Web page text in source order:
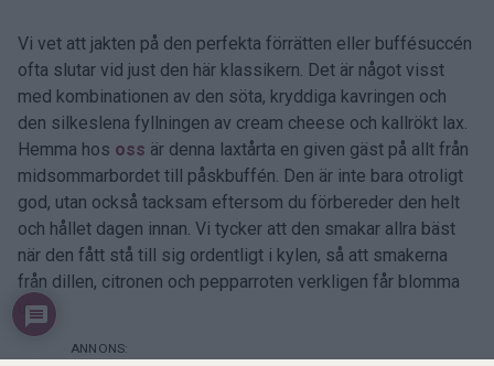
Vi vet att jakten på den perfekta förrätten eller buffésuccén
ofta slutar vid just den här klassikern. Det är något visst
med kombinationen av den söta, kryddiga kavringen och
den silkeslena fyllningen av cream cheese och kallrökt lax.
Hemma hos oss är denna laxtårta en given gäst på allt från
midsommarbordet till påskbuffén. Den är inte bara otroligt
god, utan också tacksam eftersom du förbereder den helt
och hållet dagen innan. Vi tycker att den smakar allra bäst
när den fått stå till sig ordentligt i kylen, så att smakerna
från dillen, citronen och pepparroten verkligen får blomma
ut.